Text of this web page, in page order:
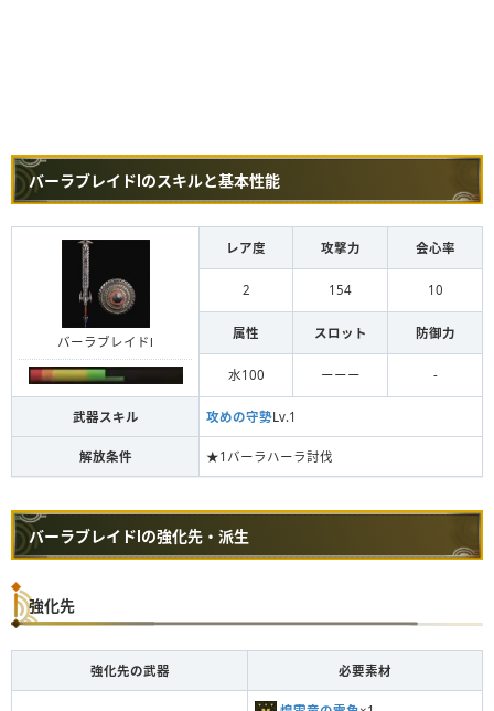
バーラブレイドⅠのスキルと基本性能
バーラブレイドⅠ
レア度 攻撃力 会心率
2 154 10
属性 スロット 防御力
水100 ーーー -
武器スキル 攻めの守勢Lv.1
解放条件 ★1バーラハーラ討伐
バーラブレイドⅠの強化先・派生
強化先
強化先の武器 必要素材